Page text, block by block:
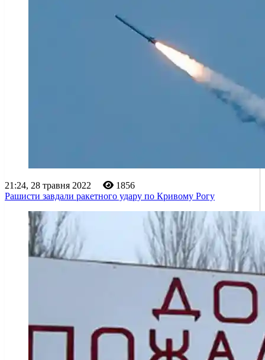
21:24, 28 травня 2022
1856
Рашисти завдали ракетного удару по Кривому Рогу